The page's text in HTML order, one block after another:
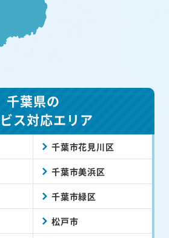
千葉県の
ス対応エリア
千葉市花見川区
千葉市美浜区
千葉市緑区
松戸市